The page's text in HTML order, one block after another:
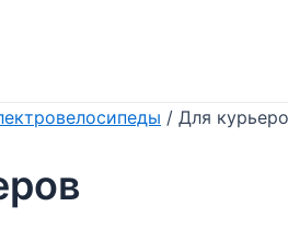
/ Для